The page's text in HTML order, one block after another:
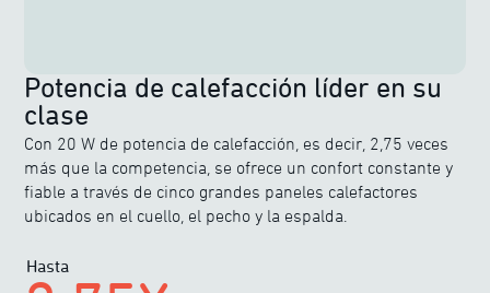
Potencia de calefacción líder en su
clase
Con 20 W de potencia de calefacción, es decir, 2,75 veces
más que la competencia, se ofrece un confort constante y
fiable a través de cinco grandes paneles calefactores
ubicados en el cuello, el pecho y la espalda.
Hasta